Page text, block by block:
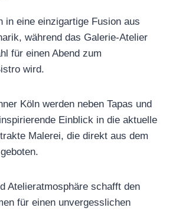
in eine einzigartige Fusion aus
während das Galerie-Atelier
für einen Abend zum
wird.
Köln werden neben Tapas und
Einblick in die aktuelle
Malerei, die direkt aus dem
Atelieratmosphäre schafft den
für einen unvergesslichen